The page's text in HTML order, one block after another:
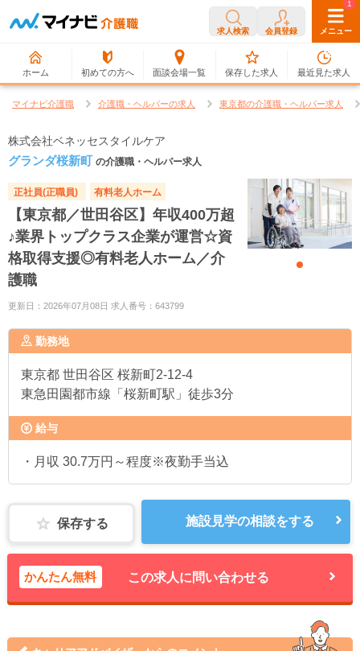
求人検索 会員登録 メニュー
ホーム 初めての方へ 面談会場一覧
0
保存した求人
1
最近見た求人
マイナビ介護職 介護職・ヘルパーの求人 東京都の介護職・ヘルパー求人
株式会社ベネッセスタイルケア
グランダ桜新町 の介護職・ヘルパー求人
正社員(正職員) 有料老人ホーム
【東京都／世田谷区】年収400万超
♪業界トップクラス企業が運営☆資
格取得支援◎有料老人ホーム／介
護職
更新日：2026年07月08日 求人番号：643799
勤務地
東京都 世田谷区 桜新町2-12-4
東急田園都市線「桜新町駅」徒歩3分
給与
・月収 30.7万円～程度※夜勤手当込
保存する 施設見学の相談をする
かんたん無料 この求人に問い合わせる